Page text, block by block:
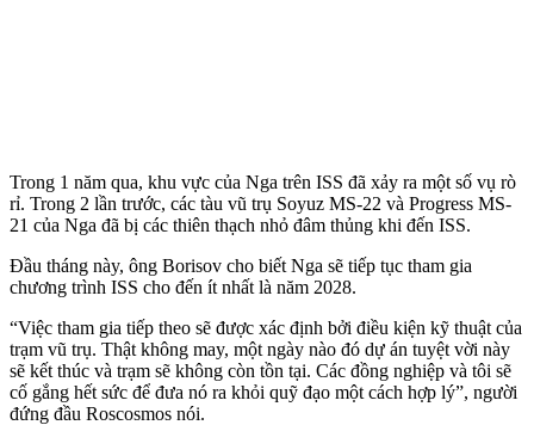
Trong 1 năm qua, khu vực của Nga trên ISS đã xảy ra một số vụ rò
rỉ. Trong 2 lần trước, các tàu vũ trụ Soyuz MS-22 và Progress MS-
21 của Nga đã bị các thiên thạch nhỏ đâm thủng khi đến ISS.
Đầu tháng này, ông Borisov cho biết Nga sẽ tiếp tục tham gia
chương trình ISS cho đến ít nhất là năm 2028.
“Việc tham gia tiếp theo sẽ được xác định bởi điều kiện kỹ thuật của
trạm vũ trụ. Thật không may, một ngày nào đó dự án tuyệt vời này
sẽ kết thúc và trạm sẽ không còn tồn tại. Các đồng nghiệp và tôi sẽ
cố gắng hết sức để đưa nó ra khỏi quỹ đạo một cách hợp lý”, người
đứng đầu Roscosmos nói.